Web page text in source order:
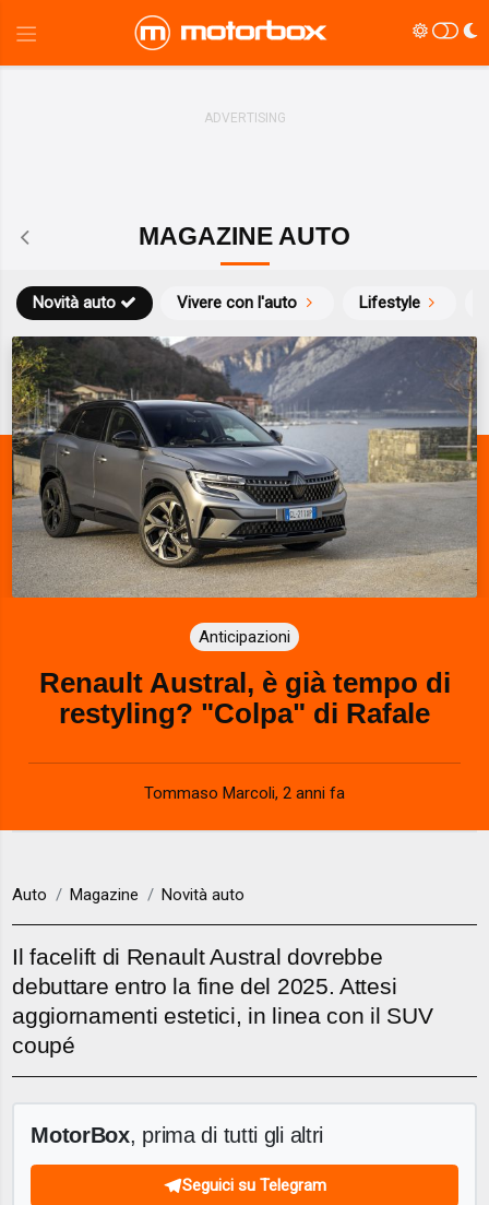
MAGAZINE AUTO
Novità auto Vivere con l'auto Lifestyle
Anticipazioni
Renault Austral, è già tempo di
restyling? "Colpa" di Rafale
Tommaso Marcoli, 2 anni fa
Auto Magazine Novità auto
Il facelift di Renault Austral dovrebbe
debuttare entro la fine del 2025. Attesi
aggiornamenti estetici, in linea con il SUV
coupé
MotorBox, prima di tutti gli altri
Seguici su Telegram